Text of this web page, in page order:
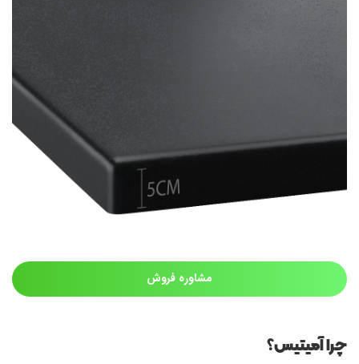
مشاوره فروش
چرا آمیتیس؟